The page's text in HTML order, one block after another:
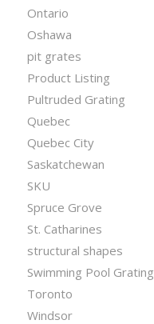
Ontario
Oshawa
pit grates
Product Listing
Pultruded Grating
Quebec
Quebec City
Saskatchewan
SKU
Spruce Grove
St. Catharines
structural shapes
Swimming Pool Grating
Toronto
Windsor